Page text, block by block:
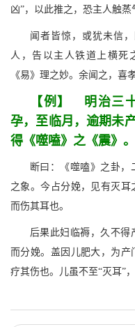
凶”，以此推之，恐主人触蒸
闻者皆惊，或犹未信
人，告以主人铁道上横死
《易》理之妙。余闻之，喜
【例】 明治三
孕，至临月，逾期未
得《噬嗑》之《震》。
断曰：《噬嗑》之卦
之象。今占分娩，见有灭
而伤其耳也。
后果此妇临褥，久不得
而分娩。盖因儿肥大，为产
疗其伤也。儿虽不至“灭耳”